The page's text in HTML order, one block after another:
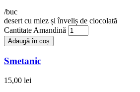
/buc
desert cu miez și înveliș de ciocolată
Cantitate Amandină
Adaugă în coș
Smetanic
15,00 lei